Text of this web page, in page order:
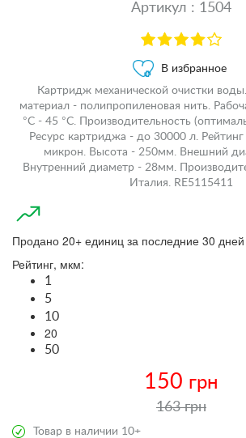
Артикул : 1504
В избранное
Картридж механической очистки
материал - полипропиленовая нить.
°С - 45 °С. Производительность
Ресурс картриджа - до 30000 л.
микрон. Высота - 250мм. Внешний
Внутренний диаметр - 28мм.
Италия. RE5115411
Продано 20+ единиц за последние 30 дней
Рейтинг, мкм:
1
5
10
20
50
150 грн
163 грн
Товар в наличии 10+